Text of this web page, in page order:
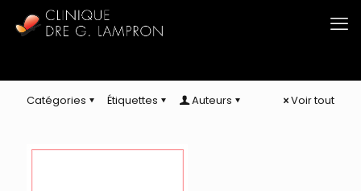
Catégories Étiquettes Auteurs Voir tout